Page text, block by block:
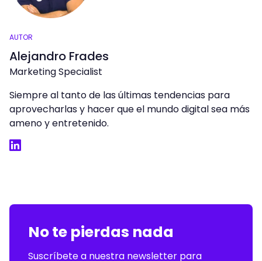
AUTOR
Alejandro Frades
Marketing Specialist
Siempre al tanto de las últimas tendencias para
aprovecharlas y hacer que el mundo digital sea más
ameno y entretenido.
No te pierdas nada
Suscríbete a nuestra newsletter para